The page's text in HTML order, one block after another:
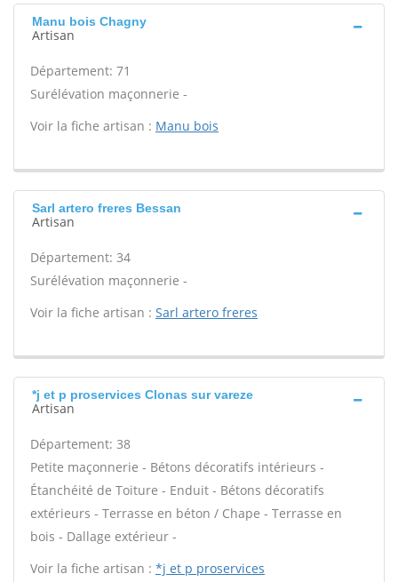
Manu bois Chagny
Artisan
Département: 71
Surélévation maçonnerie -
Voir la fiche artisan : Manu bois
Sarl artero freres Bessan
Artisan
Département: 34
Surélévation maçonnerie -
Voir la fiche artisan : Sarl artero freres
*j et p proservices Clonas sur vareze
Artisan
Département: 38
Petite maçonnerie - Bétons décoratifs intérieurs -
Étanchéité de Toiture - Enduit - Bétons décoratifs
extérieurs - Terrasse en béton / Chape - Terrasse en
bois - Dallage extérieur -
Voir la fiche artisan : *j et p proservices